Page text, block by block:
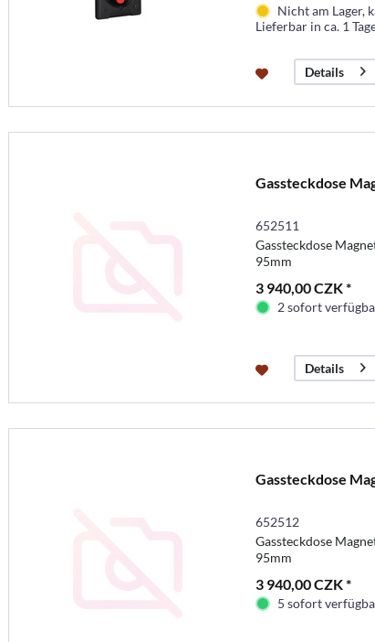
Nicht am Lager,
Lieferbar in ca. 1
Details
Gassteckdose
652511
Gassteckdose
95mm
3 940,00 CZK *
2 sofort
Details
Gassteckdose
652512
Gassteckdose
95mm
3 940,00 CZK *
5 sofort